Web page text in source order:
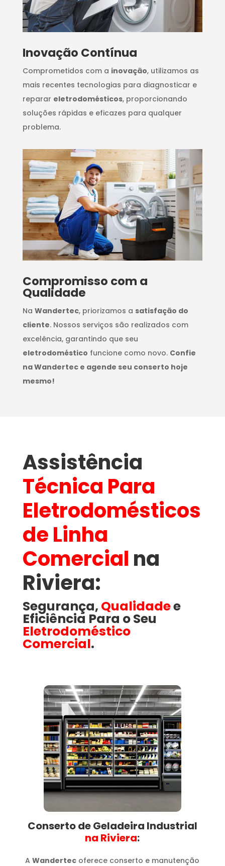
Inovação Contínua
Comprometidos com a inovação, utilizamos as
mais recentes tecnologias para diagnosticar e
reparar eletrodomésticos, proporcionando
soluções rápidas e eficazes para qualquer
problema.
Compromisso com a
Qualidade
Na Wandertec, priorizamos a satisfação do
cliente. Nossos serviços são realizados com
excelência, garantindo que seu
eletrodoméstico funcione como novo. Confie
na Wandertec e agende seu conserto hoje
mesmo!
Assistência
Técnica Para
Eletrodomésticos
de Linha
Comercial na
Riviera​:
Segurança, Qualidadee
Eficiência Para o Seu
Eletrodoméstico
Comercial.
Conserto de Geladeira Industrial
na Riviera​:
AWandertec oferece conserto e manutenção